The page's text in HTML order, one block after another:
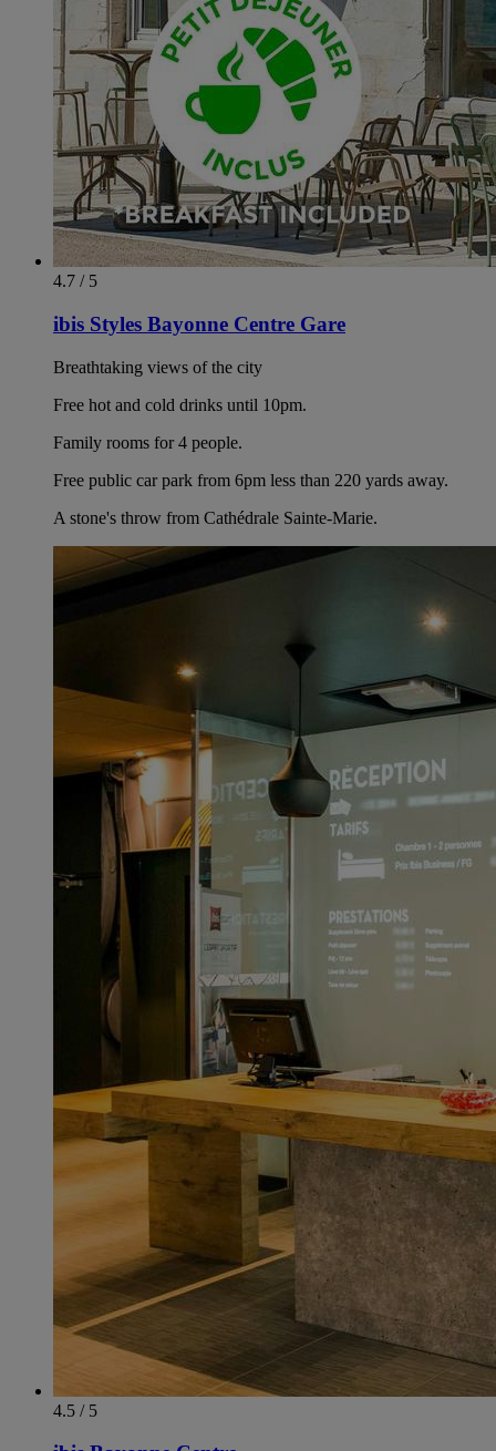
4.7 / 5
ibis Styles Bayonne Centre Gare
Breathtaking views of the city
Free hot and cold drinks until 10pm.
Family rooms for 4 people.
Free public car park from 6pm less than 220 yards away.
A stone's throw from Cathédrale Sainte-Marie.
4.5 / 5